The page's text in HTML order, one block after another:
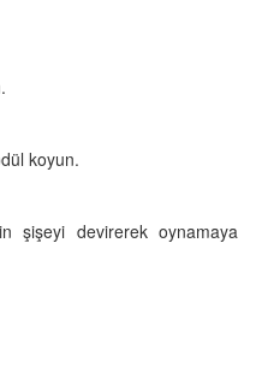
koyun.
şişeyi devirerek oynamaya